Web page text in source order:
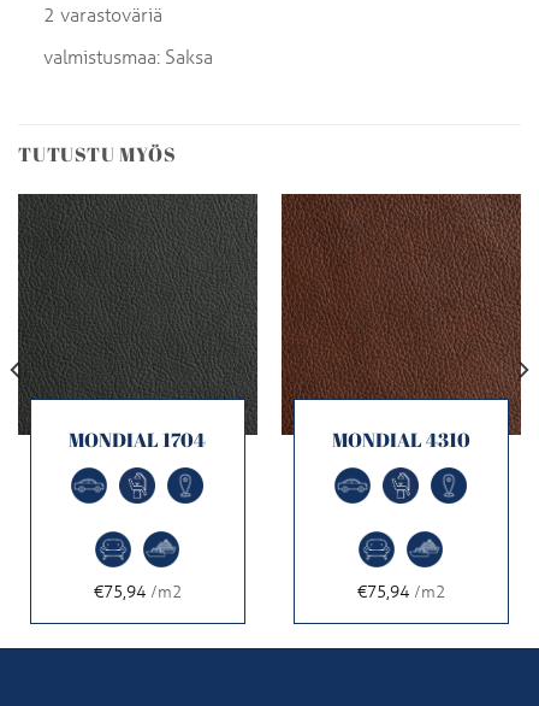
2 varastoväriä
valmistusmaa: Saksa
TUTUSTU MYÖS
MONDIAL 1704
€75,94/m2
MONDIAL 4310
€75,94/m2